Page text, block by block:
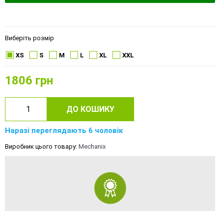
Виберіть розмір
XS S M L XL XXL
1806 грн
ДО КОШИКУ
Наразі переглядають 6 чоловік
Виробник цього товару: Mechanix